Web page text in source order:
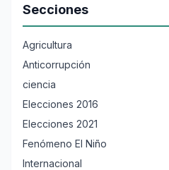
Secciones
Agricultura
Anticorrupción
ciencia
Elecciones 2016
Elecciones 2021
Fenómeno El Niño
Internacional